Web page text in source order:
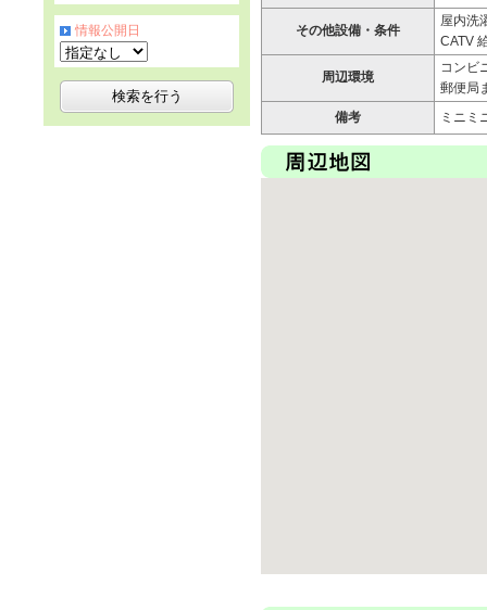
その他設備・条件
屋内洗
CATV
周辺環境
コンビ
郵便局
備考
ミニミ
情報公開日